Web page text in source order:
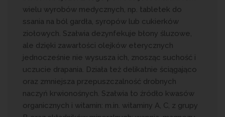
wielu wyrobów medycznych, np. tabletek do
ssania na ból gardła, syropów lub cukierków
ziołowych. Szałwia dezynfekuje błony śluzowe,
ale dzięki zawartości olejków eterycznych
jednocześnie nie wysusza ich, znosząc suchość i
uczucie drapania. Działa też delikatnie ściągająco
oraz zmniejsza przepuszczalność drobnych
naczyń krwionośnych. Szałwia to źródło kwasów
organicznych i witamin: m.in. witaminy A, C, z grupy